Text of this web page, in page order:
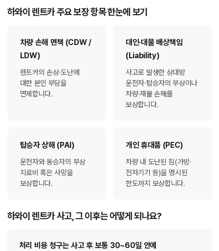
하와이 렌트카 주요 보장 항목 한눈에 보기
차량 손해 면책 (CDW /
LDW)
렌트카의 손상·도난에
대한 본인 부담을
면제합니다.
대인·대물 배상책임
(Liability)
사고로 발생한 상대방
운전자·탑승자의 부상이나
차량·재물 손해를
보상합니다.
탑승자 상해 (PAI)
운전자와 동승자의 부상
치료비 혹은 사망을
보상합니다.
개인 휴대품 (PEC)
차량 내 도난된 짐(가방·
전자기기 등)을 명시된
한도까지 보상합니다.
하와이 렌트카 사고, 그 이후는 어떻게 되나요?
처리 비용 청구는 사고 후 보통 30~60일 안에